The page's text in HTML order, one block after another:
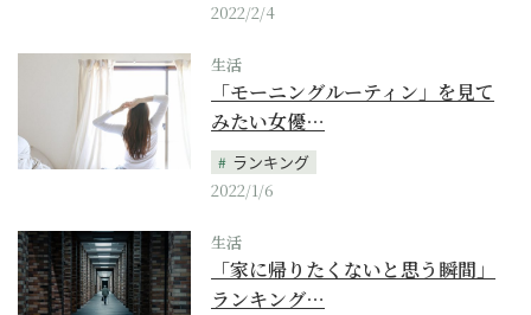
2022/2/4
生活
「モーニングルーティン」を見て
みたい女優…
ランキング
2022/1/6
生活
「家に帰りたくないと思う瞬間」
ランキング…